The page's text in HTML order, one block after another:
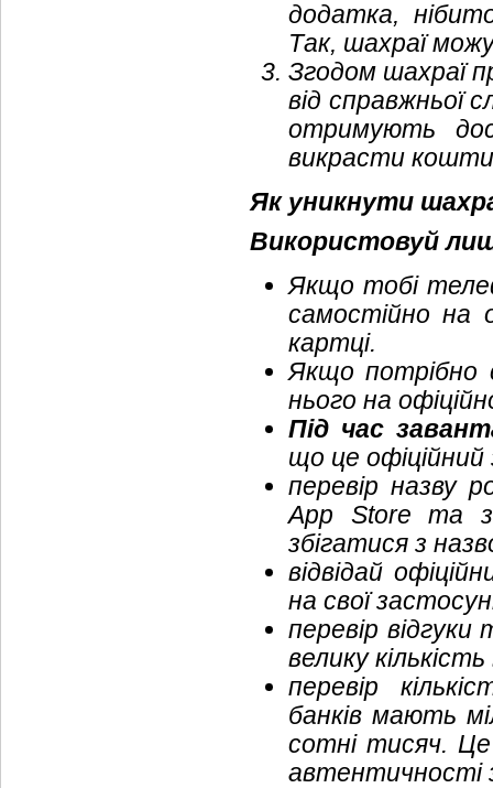
додатка,
Так, шахраї
Згодом шахраї
від справжньої
отримують
викрасти
Як уникнути
Використовуй
Якщо тобі
самостійно на
картці.
Якщо потрібно
нього на
Під час
що це
перевір назву
App Store та
збігатися з
відвідай
на свої
перевір
велику
перевір
банків мають
сотні тисяч.
автентичності